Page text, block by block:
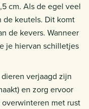
cm. Als de egel veel
de keutels. Dit komt
de kevers. Wanneer
je hiervan schilletjes
verjaagd zijn
en zorg ervoor
met rust